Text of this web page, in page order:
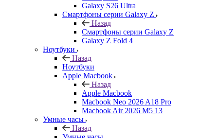
Galaxy S26 Ultra
Смартфоны серии Galaxy Z
Назад
Смартфоны серии Galaxy Z
Galaxy Z Fold 4
Ноутбуки
Назад
Ноутбуки
Apple Macbook
Назад
Apple Macbook
Macbook Neo 2026 A18 Pro
Macbook Air 2026 M5 13
Умные часы
Назад